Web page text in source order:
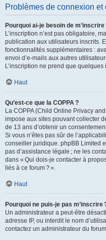
Problèmes de connexion et
Pourquoi ai-je besoin de m’inscrire
L’inscription n’est pas obligatoire,
publication aux utilisateurs inscrits.
fonctionnalités supplémentaires :
envoi d’e-mails aux autres
L’inscription ne prend que
Haut
Qu’est-ce que la COPPA ?
La COPPA (Child Online Privacy
impose aux sites pouvant collecter
de 13 ans d’obtenir un
Si vous n’êtes pas sûr de
conseiller juridique. phpBB Limited
pas d’assistance légale ; ne les
dans « Qui dois-je contacter à
liés à ce forum ? ».
Haut
Pourquoi ne puis-je pas m’inscrire
Un administrateur a peut-être
adresse IP, ou interdit le nom
contactez un administrateur du